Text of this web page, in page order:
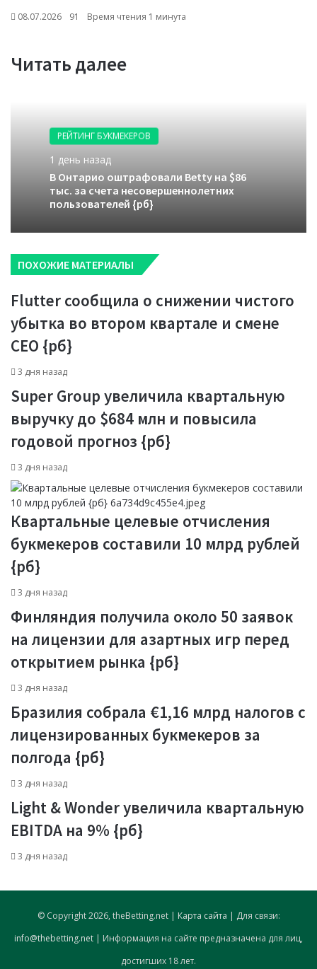
08.07.2026 91 Время чтения 1 минута
Читать далее
РЕЙТИНГ БУКМЕКЕРОВ
1 день назад
В Онтарио оштрафовали Betty на $86
тыс. за счета несовершеннолетних
пользователей {рб}
ПОХОЖИЕ МАТЕРИАЛЫ
Flutter сообщила о снижении чистого
убытка во втором квартале и смене
CEO {рб}
3 дня назад
Super Group увеличила квартальную
выручку до $684 млн и повысила
годовой прогноз {рб}
3 дня назад
Квартальные целевые отчисления
букмекеров составили 10 млрд рублей
{рб}
3 дня назад
Финляндия получила около 50 заявок
на лицензии для азартных игр перед
открытием рынка {рб}
3 дня назад
Бразилия собрала €1,16 млрд налогов с
лицензированных букмекеров за
полгода {рб}
3 дня назад
Light & Wonder увеличила квартальную
EBITDA на 9% {рб}
3 дня назад
© Copyright 2026, theBetting.net | Карта сайта | Для связи:
info@thebetting.net | Информация на сайте предназначена для лиц,
достигших 18 лет.